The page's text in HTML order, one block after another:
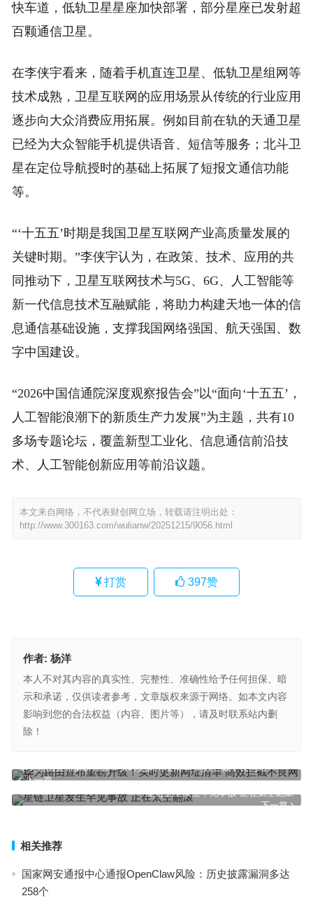
快车道，低轨卫星星座加快部署，部分星座已发射超
百颗通信卫星。
在李侠宇看来，随着手机直连卫星、低轨卫星组网等
技术成熟，卫星互联网的应用场景从传统的行业应用
逐步向大众消费应用拓展。例如目前在轨的天通卫星
已经为大众智能手机提供语音、短信等服务；北斗卫
星在定位导航授时的基础上拓展了短报文通信功能
等。
“‘十五五’时期是我国卫星互联网产业高质量发展的
关键时期。”李侠宇认为，在政策、技术、应用的共
同推动下，卫星互联网技术与5G、6G、人工智能等
新一代信息技术互融赋能，将助力构建天地一体的信
息通信基础设施，支撑我国网络强国、航天强国、数
字中国建设。
“2026中国信通院深度观察报告会”以“面向‘十五五’，
人工智能浪潮下的新质生产力发展”为主题，共有10
多场专题论坛，覆盖新型工业化、信息通信前沿技
术、人工智能创新应用等前沿议题。
本文来自网络，不代表财创网立场，转载请注明出处：
http://www.300163.com/wulianw/20251215/9056.html
打赏 397赞
作者: 杨洋
本人不对其内容的真实性、完整性、准确性给予任何担保、暗
示和承诺，仅供读者参考，文章版权来源于网络。如本文内容
影响到您的合法权益（内容、图片等），请及时联系站内删
除！
上一篇
华为路由宣布重磅升级！实时更新网址清单 高效拦截不良网站
下一篇
星链卫星发生罕见事故 正在太空翻滚
相关推荐
国家网安通报中心通报OpenClaw风险：历史披露漏洞多达
258个